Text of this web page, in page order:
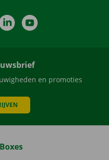
LinkedIn
en promoties